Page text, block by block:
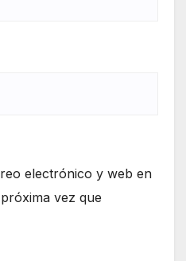
electrónico y web en
vez que